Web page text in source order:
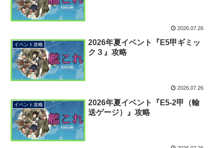
2026.07.26
イベント攻略
2026年夏イベント『E5甲ギミッ
ク３』攻略
2026.07.26
イベント攻略
2026年夏イベント『E5-2甲（輸
送ゲージ）』攻略